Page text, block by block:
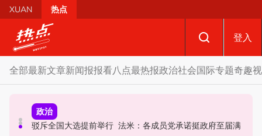
Skip to main content
XUAN 热点
登入
全部最新文章新闻报报看八点最热报政治社会国际专题奇趣
政治
要求安华解释为何冻结MyKHAS权限 5蓝眼议员: 改革不是
政治
驳斥全国大选提前举行 法米：各成员党承诺挺政府至届满
国际
AI电影沦“反面教材”？ 狮城本土电影公司国庆献礼掀网民